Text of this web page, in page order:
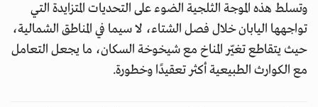
وتسلط هذه الموجة الثلجية الضوء على التحديات المتزايدة التي
تواجهها اليابان خلال فصل الشتاء، لا سيما في المناطق الشمالية،
حيث يتقاطع تغيّر المناخ مع شيخوخة السكان، ما يجعل التعامل
مع الكوارث الطبيعية أكثر تعقيدًا وخطورة.